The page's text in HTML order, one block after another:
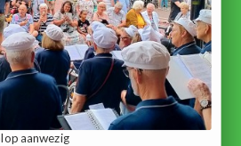
aanwezig